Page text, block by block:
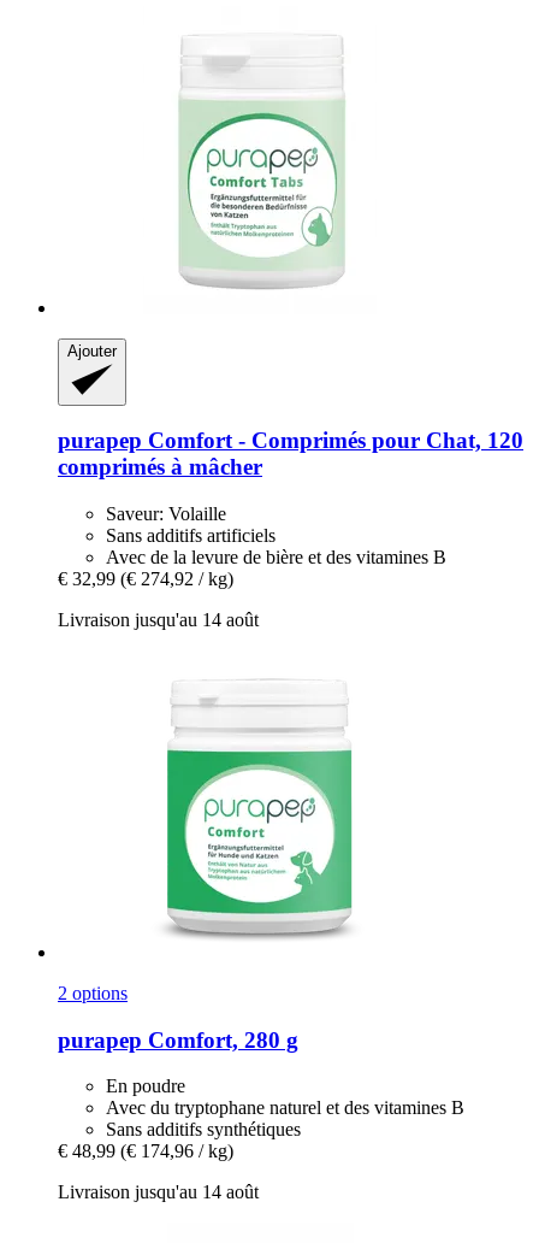
Ajouter
purapep Comfort -​ Comprimés pour Chat, 120
comprimés à mâcher
Saveur: Volaille
Sans additifs artificiels
Avec de la levure de bière et des vitamines B
€ 32,99 (€ 274,92 / kg)
Livraison jusqu'au 14 août
2 options
purapep Comfort, 280 g
En poudre
Avec du tryptophane naturel et des vitamines B
Sans additifs synthétiques
€ 48,99 (€ 174,96 / kg)
Livraison jusqu'au 14 août